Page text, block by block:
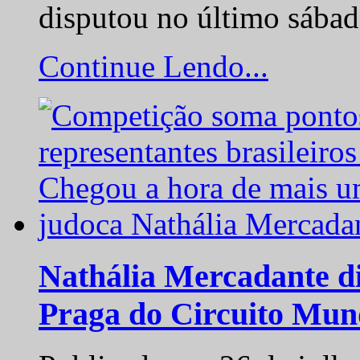
disputou no último
Continue Lendo...
Nathália Mercadante
Praga do Circuito